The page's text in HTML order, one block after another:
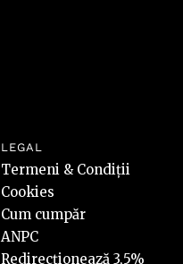
LEGAL
Termeni & Condiții
Cookies
Cum cumpăr
ANPC
Redirecționează 3,5%